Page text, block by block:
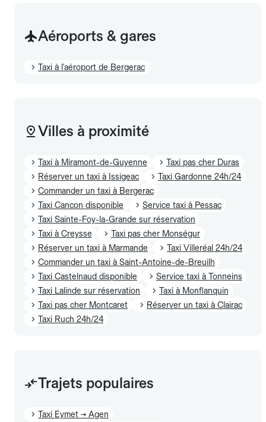
Aéroports & gares
Taxi à l'aéroport de Bergerac
Villes à proximité
Taxi à Miramont-de-Guyenne
Taxi pas cher Duras
Réserver un taxi à Issigeac
Taxi Gardonne 24h/24
Commander un taxi à Bergerac
Taxi Cancon disponible
Service taxi à Pessac
Taxi Sainte-Foy-la-Grande sur réservation
Taxi à Creysse
Taxi pas cher Monségur
Réserver un taxi à Marmande
Taxi Villeréal 24h/24
Commander un taxi à Saint-Antoine-de-Breuilh
Taxi Castelnaud disponible
Service taxi à Tonneins
Taxi Lalinde sur réservation
Taxi à Monflanquin
Taxi pas cher Montcaret
Réserver un taxi à Clairac
Taxi Ruch 24h/24
Trajets populaires
Taxi Eymet → Agen